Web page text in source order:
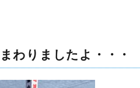
わりましたよ・・・